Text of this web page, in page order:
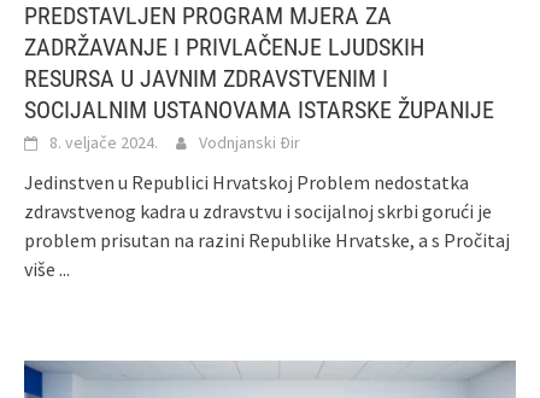
PREDSTAVLJEN PROGRAM MJERA ZA
ZADRŽAVANJE I PRIVLAČENJE LJUDSKIH
RESURSA U JAVNIM ZDRAVSTVENIM I
SOCIJALNIM USTANOVAMA ISTARSKE ŽUPANIJE
8. veljače 2024. Vodnjanski Đir
Jedinstven u Republici Hrvatskoj Problem nedostatka
zdravstvenog kadra u zdravstvu i socijalnoj skrbi gorući je
problem prisutan na razini Republike Hrvatske, a s Pročitaj
više ...